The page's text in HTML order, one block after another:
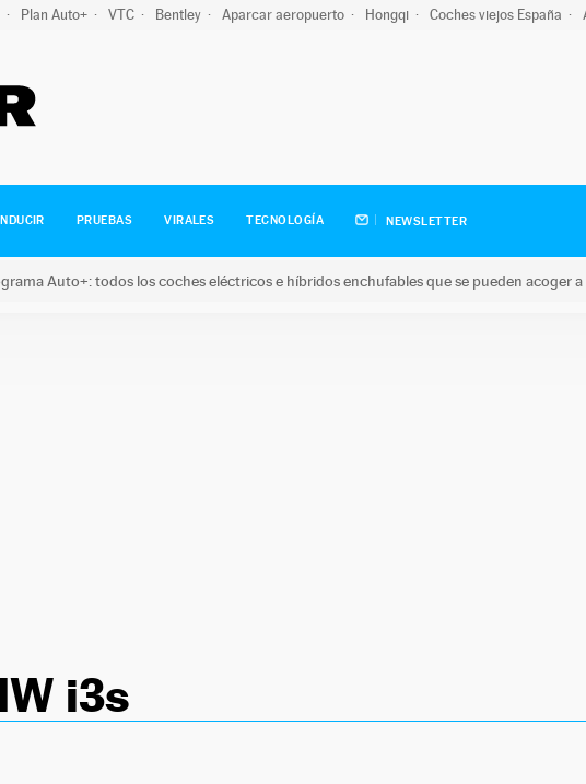
Plan Auto+ VTC Bentley Aparcar aeropuerto Hongqi Coches viejos España
PRUEBAS VIRALES TECNOLOGÍA NEWSLETTER
Auto+: todos los coches eléctricos e híbridos enchufables que se pueden acoger
i3s